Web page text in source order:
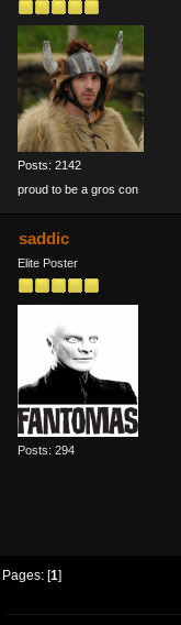
Posts: 2142
proud to be a gros con
saddic
Elite Poster
Posts: 294
Pages: [1]